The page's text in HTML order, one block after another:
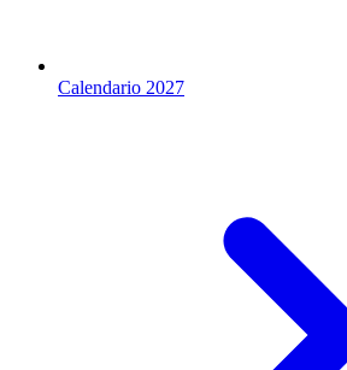
Calendario 2027